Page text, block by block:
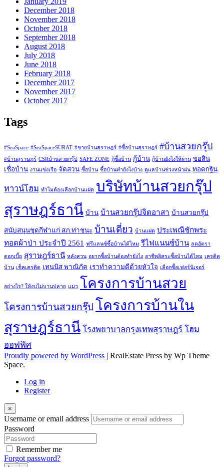
December 2018
November 2018
October 2018
September 2018
August 2018
July 2018
June 2018
February 2018
December 2017
November 2017
October 2017
Tags
#SeaSpace #SeaSpaceSURAT #ขายบ้านสุราษฎร์ #ซื้อบ้านสุราษฎร์ #บ้านสวยกรุ๊ป
#บ้านสุราษฎร์ CSRบ้านสวยกรุ๊ป SAFE ZONE กู้ซื้อบ้าน กู้บ้าน กู้บ้านยังไงให้ผ่าน ขอสิน
เชื่อบ้าน งานแข่งเรือ จัดสวน ซื้อบ้าน ซื้อบ้านทำยังไงบ้าง ดูแลบ้านช่วงหน้าฝน ทอดกฐิน
ทาวน์โฮม ทำไมต้องเลือกบ้านแฝด บริษัทบ้านสวยกรุ๊ป
สุราษฎร์ธานี บ้าน บ้านสวยกรุ๊ปจิตอาสา บ้านสวยกรุ๊ป
สนับสนุนชุดกีฬาแก่ สภ.ท่าชนะ บ้านเดี่ยว บ้านแฝด ประเพณีชักพระ
ทอดผ้าป่า ประจำปี 2561
ฟรีแลนซ์ซื้อบ้านได้ไหม รีไฟแนนซ์บ้าน ลดอัตรา
ดอกเบี้ย สุราษฎร์ธานี หลังสวน อยากซื้อบ้านต้องทำยังไง อาชีพอิสระซื้อบ้านได้ไหม เครดิต
บ้าน เช็คเครดิต เทนนิส พาณิภัค เราทำความดีด้วยหัวใจ เลือกซื้อเฟอร์นิเจอร์
อย่างไร? ให้งบไม่บานปลาย แมว โครงการบ้านสวย
โครงการบ้านสวยกรุ๊ป โครงการบ้านใน
สุราษฎร์ธานี โรงพยาบาลกรุงเทพสุราษฎร์ โฮม
ออฟฟิศ
Proudly powered by WordPress | RealEstate Press by Wp Theme
Space.
Log in
Register
×
Username or email address
Password
Remember me
Forgot password?